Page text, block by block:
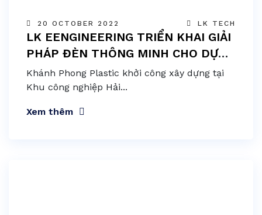
20 OCTOBER 2022 LK TECH
LK EENGINEERING TRIỂN KHAI GIẢI
PHÁP ĐÈN THÔNG MINH CHO DỰ
ÁN NHÀ MÁY KHÁNH PHONG
PLASTIC TẠI LONG AN
Khánh Phong Plastic khởi công xây dựng tại
Khu công nghiệp Hải...
Xem thêm